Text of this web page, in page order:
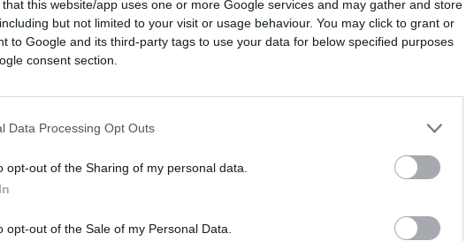
that this website/app uses one or more Google services and may gather and store
but not limited to your visit or usage behaviour. You may click to grant or
to Google and its third-party tags to use your data for below specified purposes
consent section.
Data Processing Opt Outs
opt-out of the Sharing of my personal data.
opt-out of the Sale of my Personal Data.
a definire il valore e la qualità
a livello di mostre ed esibizioni, ma